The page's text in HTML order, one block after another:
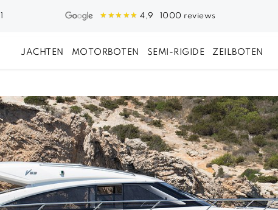
4,9 1000 reviews
JACHTEN MOTORBOTEN SEMI-RIGIDE ZEILBOTEN